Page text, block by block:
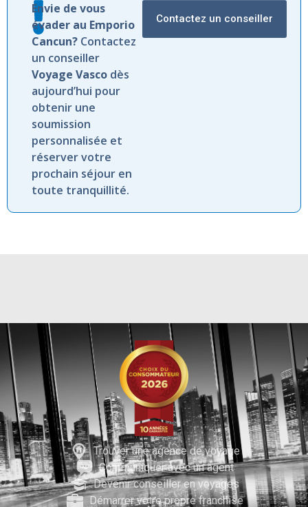
Envie de vous
évader au Emporio
Cancun? Contactez
un conseiller
Voyage Vasco dès
aujourd’hui pour
obtenir une
soumission
personnalisée et
réserver votre
prochain séjour en
toute tranquillité.
Contactez un conseiller
Trouver une agence de voyage
Communiquer avec un agent
Devenir conseiller en voyages
Démarrer votre propre franchise